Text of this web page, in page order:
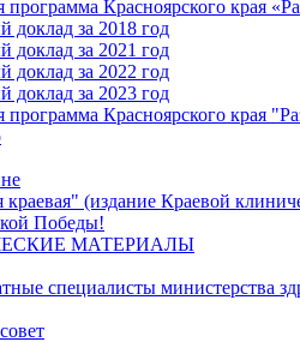
программа Красноярского края
доклад за 2018 год
доклад за 2021 год
доклад за 2022 год
доклад за 2023 год
программа Красноярского края
(издание Краевой
Победы!
МАТЕРИАЛЫ
специалисты министерства